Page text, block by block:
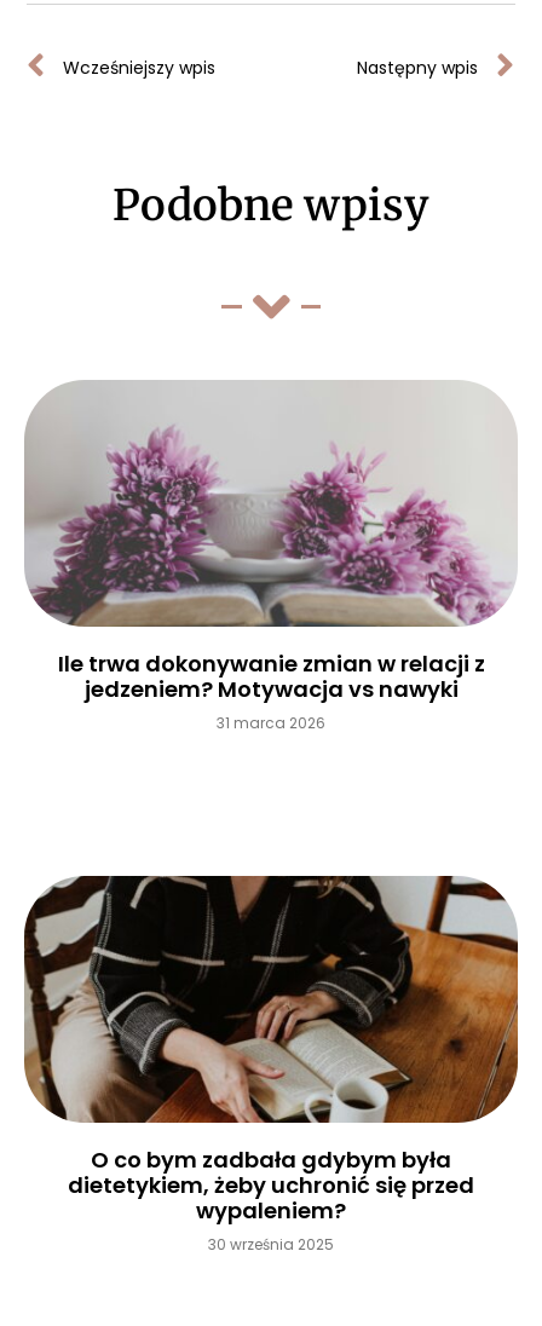
Wcześniejszy wpis Następny wpis
Podobne wpisy
Ile trwa dokonywanie zmian w relacji z
jedzeniem? Motywacja vs nawyki
31 marca 2026
O co bym zadbała gdybym była
dietetykiem, żeby uchronić się przed
wypaleniem?
30 września 2025